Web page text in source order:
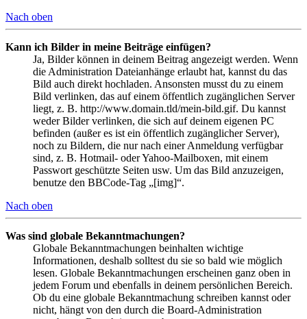
Nach oben
Kann ich Bilder in meine Beiträge einfügen?
Ja, Bilder können in deinem Beitrag angezeigt werden. Wenn
die Administration Dateianhänge erlaubt hat, kannst du das
Bild auch direkt hochladen. Ansonsten musst du zu einem
Bild verlinken, das auf einem öffentlich zugänglichen Server
liegt, z. B. http://www.domain.tld/mein-bild.gif. Du kannst
weder Bilder verlinken, die sich auf deinem eigenen PC
befinden (außer es ist ein öffentlich zugänglicher Server),
noch zu Bildern, die nur nach einer Anmeldung verfügbar
sind, z. B. Hotmail- oder Yahoo-Mailboxen, mit einem
Passwort geschützte Seiten usw. Um das Bild anzuzeigen,
benutze den BBCode-Tag „[img]“.
Nach oben
Was sind globale Bekanntmachungen?
Globale Bekanntmachungen beinhalten wichtige
Informationen, deshalb solltest du sie so bald wie möglich
lesen. Globale Bekanntmachungen erscheinen ganz oben in
jedem Forum und ebenfalls in deinem persönlichen Bereich.
Ob du eine globale Bekanntmachung schreiben kannst oder
nicht, hängt von den durch die Board-Administration